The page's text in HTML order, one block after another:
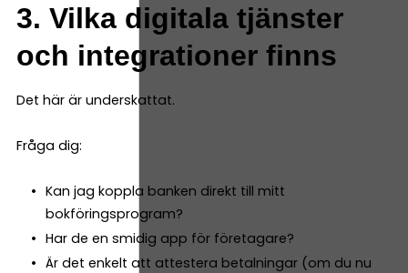
3. Vilka digitala tjänster
och integrationer finns
Det här är underskattat.
Fråga dig:
Kan jag koppla banken direkt till mitt
bokföringsprogram?
Har de en smidig app för företagare?
Är det enkelt att attestera betalningar (om du nu